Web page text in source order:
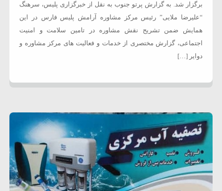
برگزار شد. به گزارش پرتو جنوب به نقل از خبرگزاری پلیس، سرهنگ
“علیرضا ملایی” رئیس مرکز مشاوره آرامش پلیس فارس در این
همایش ضمن تشریح نقش مشاوره در تامین سلامت و امنیت
اجتماعی، گزارش مختصری از خدمات و فعالیت های مرکز مشاوره و
دوایر […]